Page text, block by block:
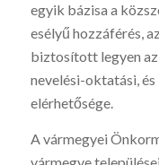
egyik bázisa a
esélyű hozzáférés,
biztosított legyen az
nevelési-oktatási,
elérhetősége.
A vármegyei